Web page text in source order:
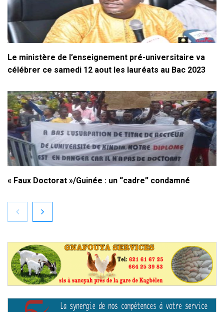
Le ministère de l’enseignement pré-universitaire va
célébrer ce samedi 12 aout les lauréats au Bac 2023
« Faux Doctorat »/Guinée : un “cadre” condamné